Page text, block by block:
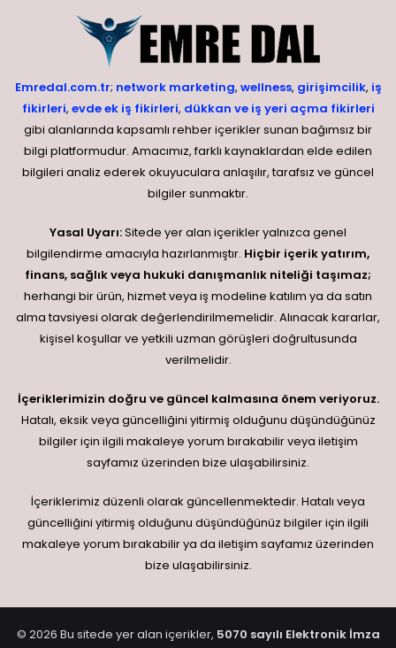
Emredal.com.tr; network marketing, wellness, girişimcilik, iş
fikirleri, evde ek iş fikirleri, dükkan ve iş yeri açma fikirleri
gibi alanlarında kapsamlı rehber içerikler sunan bağımsız bir
bilgi platformudur. Amacımız, farklı kaynaklardan elde edilen
bilgileri analiz ederek okuyuculara anlaşılır, tarafsız ve güncel
bilgiler sunmaktır.
Yasal Uyarı:Sitede yer alan içerikler yalnızca genel
bilgilendirme amacıyla hazırlanmıştır. Hiçbir içerik yatırım,
finans, sağlık veya hukuki danışmanlık niteliği taşımaz;
herhangi bir ürün, hizmet veya iş modeline katılım ya da satın
alma tavsiyesi olarak değerlendirilmemelidir. Alınacak kararlar,
kişisel koşullar ve yetkili uzman görüşleri doğrultusunda
verilmelidir.
İçeriklerimizin doğru ve güncel kalmasına önem veriyoruz.
Hatalı, eksik veya güncelliğini yitirmiş olduğunu düşündüğünüz
bilgiler için ilgili makaleye yorum bırakabilir veya iletişim
sayfamız üzerinden bize ulaşabilirsiniz.
İçeriklerimiz düzenli olarak güncellenmektedir. Hatalı veya
güncelliğini yitirmiş olduğunu düşündüğünüz bilgiler için ilgili
makaleye yorum bırakabilir ya da iletişim sayfamız üzerinden
bize ulaşabilirsiniz.
© 2026 Bu sitede yer alan içerikler, 5070 sayılı Elektronik İmza